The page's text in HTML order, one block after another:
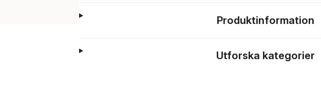
Produktinformation
Utforska kategorier